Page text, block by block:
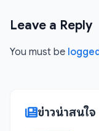
Leave a Reply
You must be
ข่าวน่าสนใจ